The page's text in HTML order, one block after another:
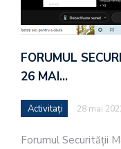
FORUMUL
26 MAI…
Activitaţi 28 mai
Forumul Securităţii